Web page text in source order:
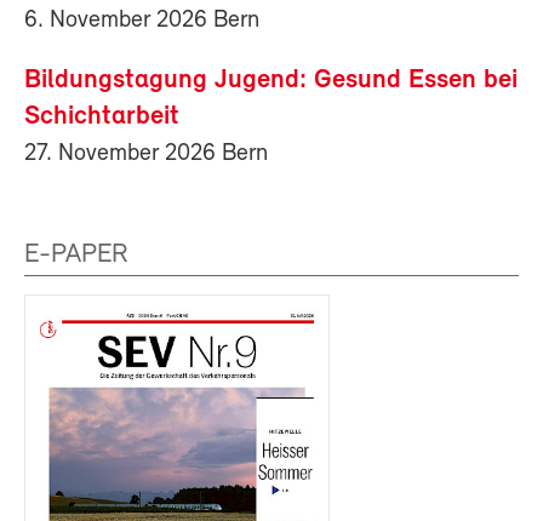
6. November 2026 Bern
Bildungstagung Jugend: Gesund Essen bei
Schichtarbeit
27. November 2026 Bern
E-PAPER